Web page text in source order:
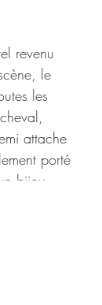
revenu
le
les
attache
porté
bijou.